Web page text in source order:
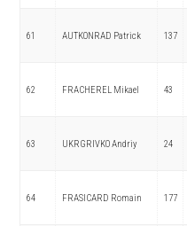
61 AUTKONRAD Patrick 137
62 FRACHEREL Mikael 43
63 UKRGRIVKO Andriy 24
64 FRASICARD Romain 177